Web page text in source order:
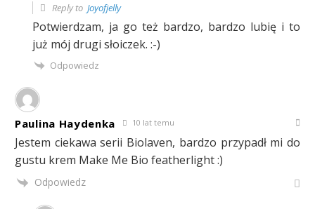
Reply to Joyofjelly
Potwierdzam, ja go też bardzo, bardzo lubię i to
już mój drugi słoiczek. :-)
Odpowiedz
Paulina Haydenka 10 lat temu
Jestem ciekawa serii Biolaven, bardzo przypadł mi do
gustu krem Make Me Bio featherlight :)
Odpowiedz